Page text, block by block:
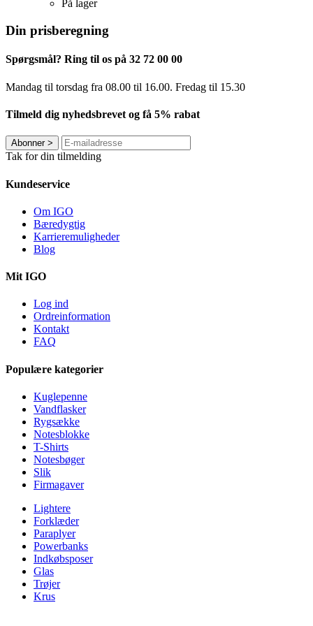
På lager
Din prisberegning
Spørgsmål? Ring til os på 32 72 00 00
Mandag til torsdag fra 08.00 til 16.00. Fredag ​​til 15.30
Tilmeld dig nyhedsbrevet og få 5% rabat
Abonner>
Tak for din tilmelding
Kundeservice
Om IGO
Bæredygtig
Karrieremuligheder
Blog
Mit IGO
Log ind
Ordreinformation
Kontakt
FAQ
Populære kategorier
Kuglepenne
Vandflasker
Rygsække
Notesblokke
T-Shirts
Notesbøger
Slik
Firmagaver
Lightere
Forklæder
Paraplyer
Powerbanks
Indkøbsposer
Glas
Trøjer
Krus